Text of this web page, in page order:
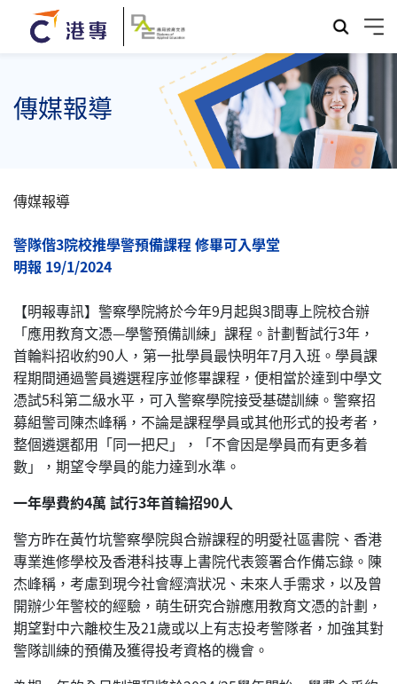
傳媒報導
傳媒報導
警隊偕3院校推學警預備課程 修畢可入學堂
明報 19/1/2024
【明報專訊】警察學院將於今年9月起與3間專上院校合辦
「應用教育文憑—學警預備訓練」課程。計劃暫試行3年，
首輪料招收約90人，第一批學員最快明年7月入班。學員課
程期間通過警員遴選程序並修畢課程，便相當於達到中學文
憑試5科第二級水平，可入警察學院接受基礎訓練。警察招
募組警司陳杰峰稱，不論是課程學員或其他形式的投考者，
整個遴選都用「同一把尺」，「不會因是學員而有更多着
數」，期望令學員的能力達到水準。
一年學費約4萬 試行3年首輪招90人
警方昨在黃竹坑警察學院與合辦課程的明愛社區書院、香港
專業進修學校及香港科技專上書院代表簽署合作備忘錄。陳
杰峰稱，考慮到現今社會經濟狀况、未來人手需求，以及曾
開辦少年警校的經驗，萌生研究合辦應用教育文憑的計劃，
期望對中六離校生及21歲或以上有志投考警隊者，加強其對
警隊訓練的預備及獲得投考資格的機會。